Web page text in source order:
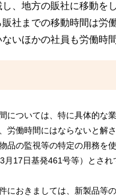
、地方の販社に移動をし
社までの移動時間は労
いほかの社員も労働時
については、特に具体的な
労働時間にはならないと解さ
品の監視等の特定の用務を
月17日基発461号等）とされ
におきましては、新製品等